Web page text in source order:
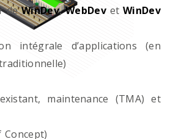
deWinDev,WebDevet WinDev
d’applications (en
maintenance (TMA) et